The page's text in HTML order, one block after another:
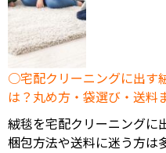
宅配クリーニングに出す
は？丸め方・袋選び・送料
絨毯を宅配クリーニングに
梱包方法や送料に迷う方は